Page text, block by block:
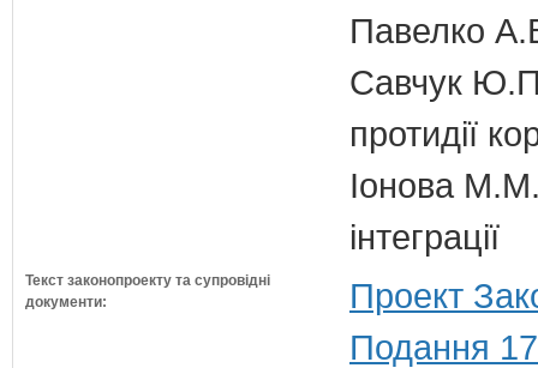
Павелко
Савчук Ю.П.
протидії
Іонова М.М.
інтеграції
Текст законопроекту та супровідні
документи:
Проект
Подання